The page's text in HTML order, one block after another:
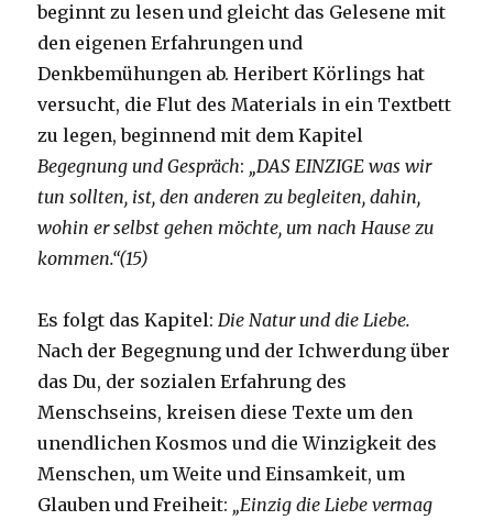
beginnt zu lesen und gleicht das Gelesene mit
den eigenen Erfahrungen und
Denkbemühungen ab. Heribert Körlings hat
versucht, die Flut des Materials in ein Textbett
zu legen, beginnend mit dem Kapitel
Begegnung und Gespräch: „DAS EINZIGE was wir
tun sollten, ist, den anderen zu begleiten, dahin,
wohin er selbst gehen möchte, um nach Hause zu
kommen.“(15)
Es folgt das Kapitel:Die Natur und die Liebe.
Nach der Begegnung und der Ichwerdung über
das Du, der sozialen Erfahrung des
Menschseins, kreisen diese Texte um den
unendlichen Kosmos und die Winzigkeit des
Menschen, um Weite und Einsamkeit, um
Glauben und Freiheit: „Einzig die Liebe vermag